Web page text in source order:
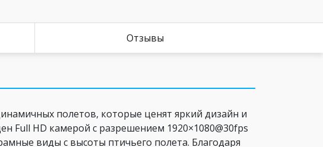
Отзывы
полетов, которые ценят яркий дизайн и
Full HD камерой с разрешением 1920×1080@30fps
виды с высоты птичьего полета. Благодаря